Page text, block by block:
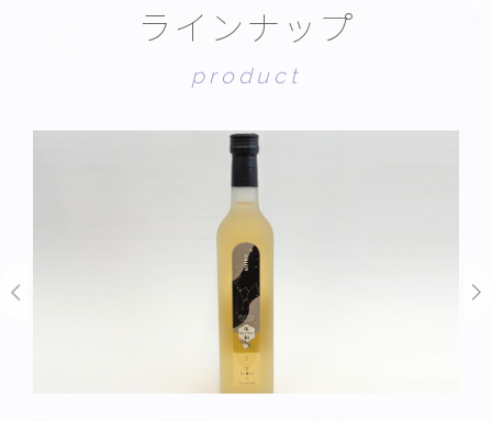
ラ イ ンナ ッ プ
pro du c t